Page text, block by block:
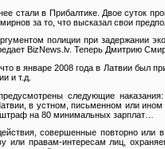
стали в Прибалтике. Двое суток
за то, что высказал свои
полиции при задержании
BizNews.lv. Теперь Дмитрию
в январе 2008 года в Латвии был
и т.д.
следующие
в устном, письменном или ином
на 80 минимальных зарплат…
совершенные повторно или
или правам-интересам лиц,